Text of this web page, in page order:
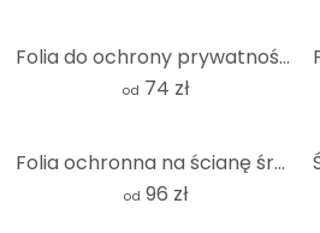
Folia do ochrony prywatności na ścianie z cegły - kwadratowa
od 74 zł
Folia ochronna na ścianę śródziemnomorską - Panorama
od 96 zł